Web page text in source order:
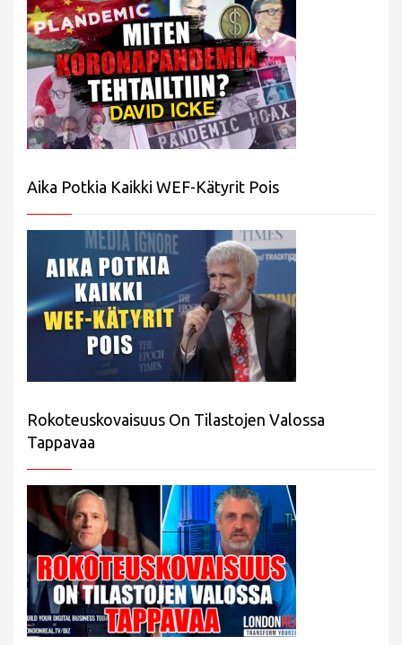
Aika Potkia Kaikki WEF-Kätyrit Pois
Rokoteuskovaisuus On Tilastojen Valossa
Tappavaa